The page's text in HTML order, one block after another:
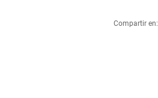
Compartir en: